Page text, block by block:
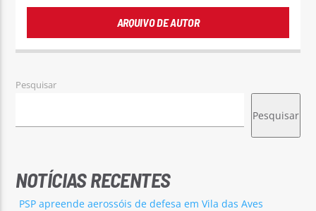
ARQUIVO DE AUTOR
Pesquisar
Pesquisar
NOTÍCIAS RECENTES
PSP apreende aerossóis de defesa em Vila das Aves